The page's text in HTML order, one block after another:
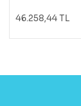
46.258,44 TL